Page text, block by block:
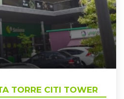
TORRE CITI
TORRE CITI TOWER